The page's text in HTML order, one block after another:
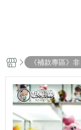
《補款專區》非
購客戶請物下單